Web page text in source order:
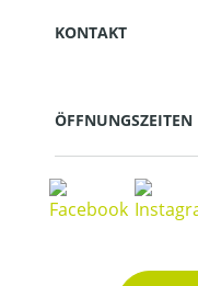
KONTAKT
ÖFFNUNGSZEITEN